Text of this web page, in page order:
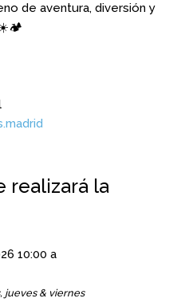
de aventura, diversión y
realizará la
10:00 a
jueves & viernes